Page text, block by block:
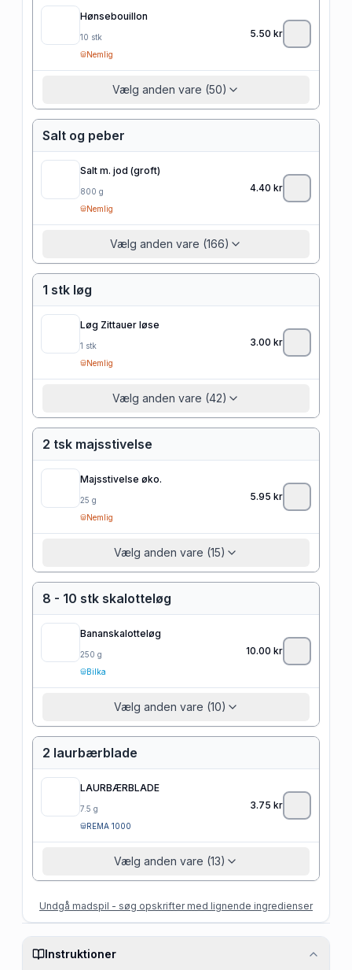
Hønsebouillon
10 stk
Nemlig
5.50 kr
Vælg anden vare (50)
Salt og peber
Salt m. jod (groft)
800 g
Nemlig
4.40 kr
Vælg anden vare (166)
1 stk løg
Løg Zittauer løse
1 stk
Nemlig
3.00 kr
Vælg anden vare (42)
2 tsk majsstivelse
Majsstivelse øko.
25 g
Nemlig
5.95 kr
Vælg anden vare (15)
8 - 10 stk skalotteløg
Bananskalotteløg
250 g
Bilka
10.00 kr
Vælg anden vare (10)
2 laurbærblade
LAURBÆRBLADE
7.5 g
REMA 1000
3.75 kr
Vælg anden vare (13)
Undgå madspil - søg opskrifter med lignende ingredienser
Instruktioner